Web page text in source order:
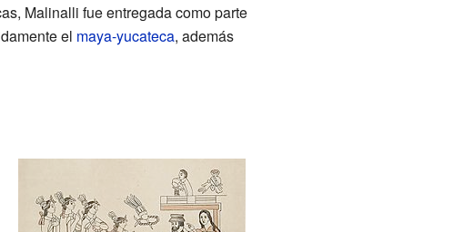
Malinalli fue entregada como parte
el maya-yucateca, además